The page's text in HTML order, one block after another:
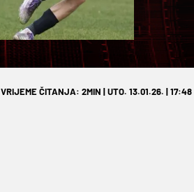
VRIJEME ČITANJA: 2MIN | UTO. 13.01.26. | 17:48